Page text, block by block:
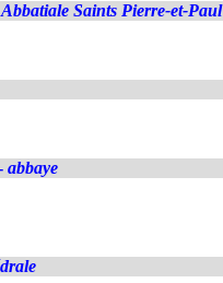
Abbatiale Saints Pierre-et-Paul
abbaye